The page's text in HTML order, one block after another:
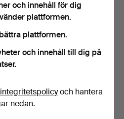
STUDIOBLIXTAR, 4 st,
Elinchrom, Fotobestwa…
12 bud
232 USD
och innehåll för dig
plattformen.
plattformen.
och innehåll till dig på
integritetspolicyoch hantera
nedan.